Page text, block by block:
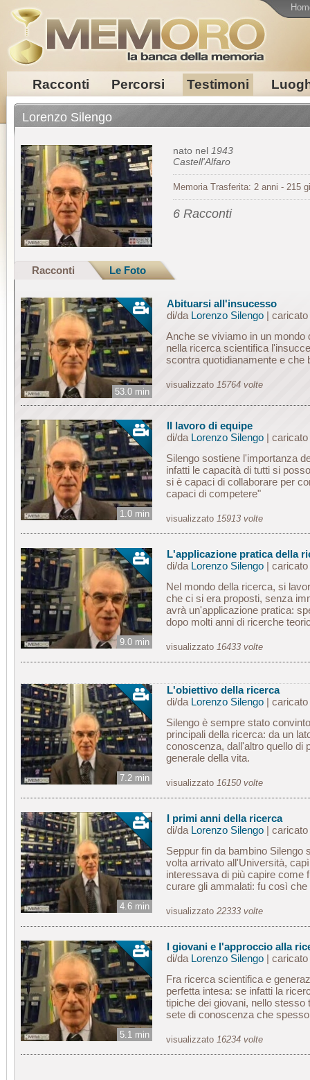
Racconti Percorsi Testimoni
Lorenzo Silengo
nato nel 1943
Castell'Alfaro
Memoria Trasferita: 2 anni - 215
6 Racconti
Racconti Le Foto
53.0 min
Abituarsi all'insucesso
di/da Lorenzo Silengo| caricato
Anche se viviamo in un mondo
nella ricerca scientifica
scontra quotidianamente e che
visualizzato 15764 volte
1.0 min
Il lavoro di equipe
di/da Lorenzo Silengo| caricato
Silengo sostiene l'importanza
infatti le capacità di tutti si
si è capaci di collaborare per
capaci di competere"
visualizzato 15913 volte
9.0 min
L'applicazione pratica della
di/da Lorenzo Silengo| caricato
Nel mondo della ricerca, si
che ci si era proposti, senza
avrà un'applicazione pratica:
dopo molti anni di ricerche
visualizzato 16433 volte
7.2 min
L'obiettivo della ricerca
di/da Lorenzo Silengo| caricato
Silengo è sempre stato
principali della ricerca: da un
conoscenza, dall'altro quello di
generale della vita.
visualizzato 16150 volte
4.6 min
I primi anni della ricerca
di/da Lorenzo Silengo| caricato
Seppur fin da bambino Silengo
volta arrivato all'Università,
interessava di più capire come
curare gli ammalati: fu così
visualizzato 22333 volte
5.1 min
I giovani e l'approccio alla
di/da Lorenzo Silengo| caricato
Fra ricerca scientifica e
perfetta intesa: se infatti la
tipiche dei giovani, nello
sete di conoscenza che
visualizzato 16234 volte